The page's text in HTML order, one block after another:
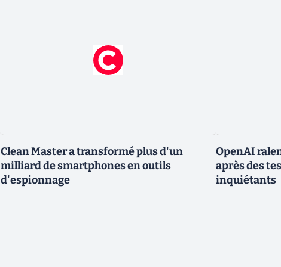
Clean Master a transformé plus d'un
milliard de smartphones en outils
d'espionnage
OpenAI
après des
inquiétants